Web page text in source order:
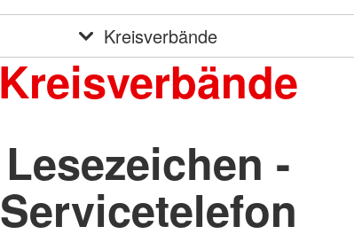
Kreisverbände
Kreisverbände
Lesezeichen -
Servicetelefon